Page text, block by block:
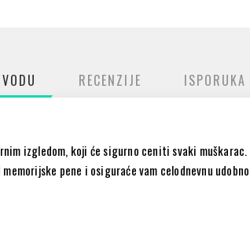
RECENZIJE ISPORUKA
izgledom, koji će sigurno ceniti svaki
pene i osiguraće vam celodnevnu